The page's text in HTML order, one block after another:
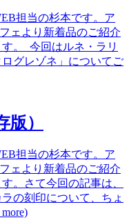
担当の杉本です。ア
ェより新着品のご紹介
。 今回はルネ・ラリ
グレゾネ」についてご
）
担当の杉本です。ア
ェより新着品のご紹介
。さて今回の記事は、
の刻印について、ちょ